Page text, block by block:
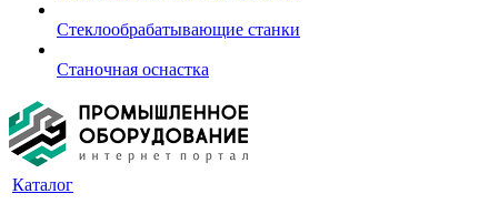
Стеклообрабатывающие станки
Станочная оснастка
Каталог